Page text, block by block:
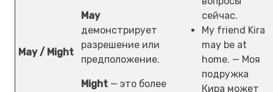
May / Might
May
демонстрирует
разрешение или
предположение.
Might — это более
сейчас.
My friend Kira
may be at
home. — Моя
подружка
Кира может